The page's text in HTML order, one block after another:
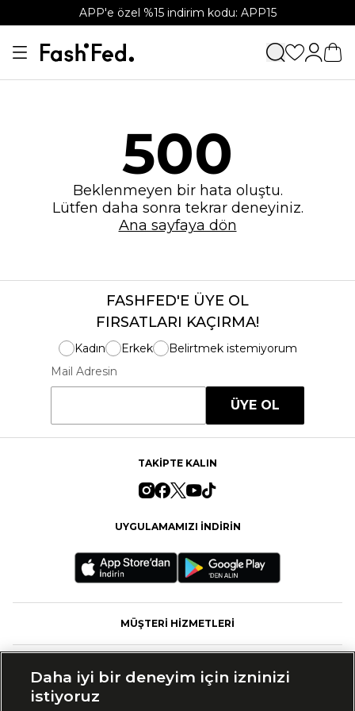
APP'e özel %15 indirim kodu: APP15
500
Beklenmeyen bir hata oluştu.
Lütfen daha sonra tekrar deneyiniz.
Ana sayfaya dön
FASHFED'E ÜYE OL
FIRSATLARI KAÇIRMA!
Kadın Erkek
Belirtmek istemiyorum
Mail Adresin
ÜYE OL
TAKİPTE KALIN
UYGULAMAMIZI İNDİRİN
MÜŞTERİ HİZMETLERİ
Daha iyi bir deneyim için izninizi
istiyoruz